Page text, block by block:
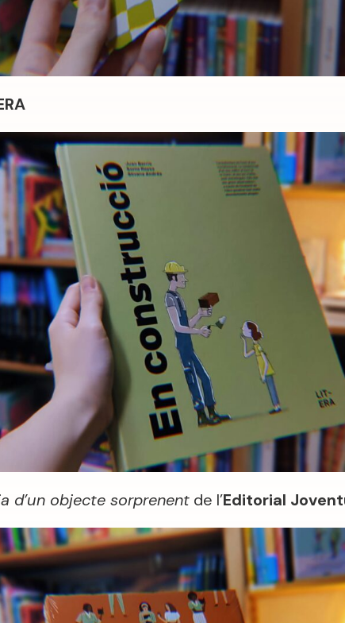
d’un objecte sorprenent de l’Editorial